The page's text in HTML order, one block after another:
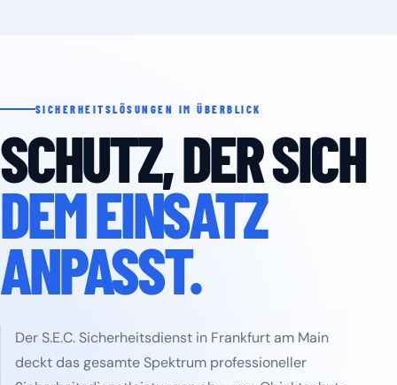
SICHERHEITSLÖSUNGEN IM ÜBERBLICK
SCHUTZ, DER SICH
DEM EINSATZ
ANPASST.
Der S.E.C. Sicherheitsdienst in Frankfurt am Main
deckt das gesamte Spektrum professioneller